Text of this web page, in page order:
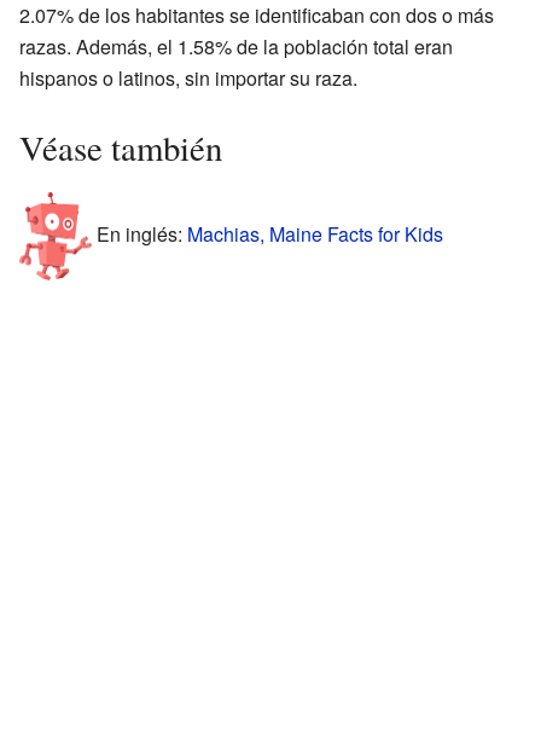
2.07% de los habitantes se identificaban con dos o más
razas. Además, el 1.58% de la población total eran
hispanos o latinos, sin importar su raza.
Véase también
En inglés: Machias, Maine Facts for Kids